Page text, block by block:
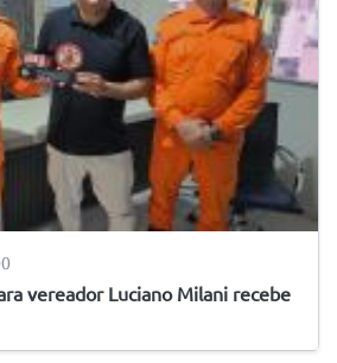
vereador Luciano Milani recebe